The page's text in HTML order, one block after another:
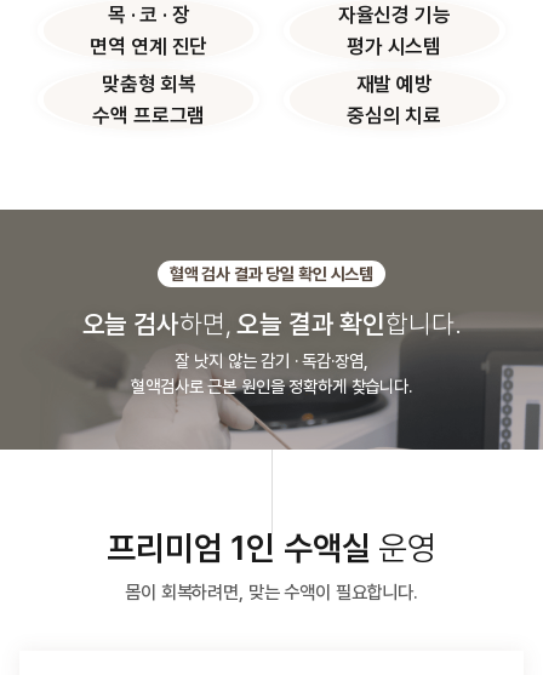
목 · 코 · 장
면역 연계 진단
자율신경 기능
평가 시스템
맞춤형 회복
수액 프로그램
재발 예방
중심의 치료
혈액 검사 결과 당일 확인 시스템
오늘 검사하면,오늘 결과 확인합니다.
잘 낫지 않는 감기 · 독감·장염,
혈액검사로 근본 원인을 정확하게 찾습니다.
프리미엄 1인 수액실 운영
몸이 회복하려면, 맞는 수액이 필요합니다.